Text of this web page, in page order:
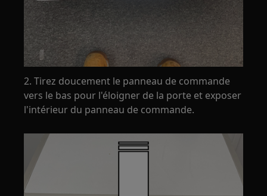
2. Tirez doucement le panneau de commande
vers le bas pour l'éloigner de la porte et exposer
l'intérieur du panneau de commande.